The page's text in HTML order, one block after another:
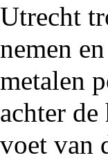
Utrecht
nemen
metalen
achter
voet van